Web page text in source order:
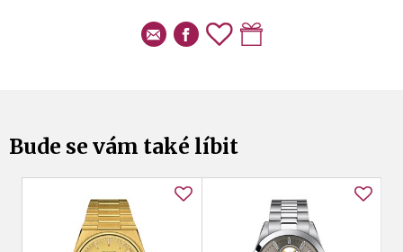
Bude se vám také líbit